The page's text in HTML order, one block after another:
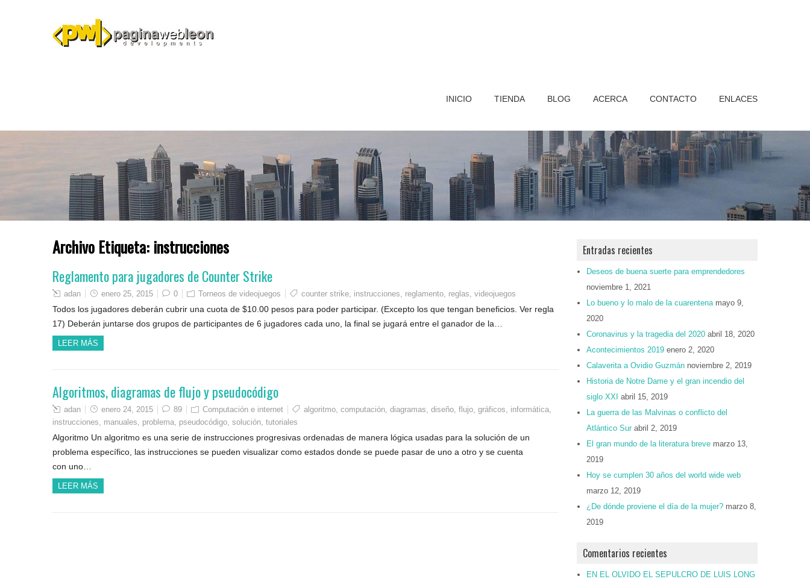
INICIO TIENDA BLOG ACERCA CONTACTO ENLACES
Archivo Etiqueta: instrucciones
Reglamento para jugadores de Counter Strike
adan enero 25, 2015 0 Torneos de videojuegos counter strike, instrucciones, reglamento, reglas, videojuegos
Todos los jugadores deberán cubrir una cuota de $10.00 pesos para poder participar. (Excepto los que tengan beneficios. Ver regla
17) Deberán juntarse dos grupos de participantes de 6 jugadores cada uno, la final se jugará entre el ganador de la…
LEER MÁS
Algoritmos, diagramas de flujo y pseudocódigo
adan enero 24, 2015 89 Computación e internet algoritmo, computación, diagramas, diseño, flujo, gráficos, informática,
instrucciones, manuales, problema, pseudocódigo, solución, tutoriales
Algoritmo Un algoritmo es una serie de instrucciones progresivas ordenadas de manera lógica usadas para la solución de un
problema específico, las instrucciones se pueden visualizar como estados donde se puede pasar de uno a otro y se cuenta
con uno…
LEER MÁS
Entradas recientes
Deseos de buena suerte para emprendedores
noviembre 1, 2021
Lo bueno y lo malo de la cuarentena mayo 9,
2020
Coronavirus y la tragedia del 2020 abril 18, 2020
Acontecimientos 2019 enero 2, 2020
Calaverita a Ovidio Guzmán noviembre 2, 2019
Historia de Notre Dame y el gran incendio del
siglo XXI abril 15, 2019
La guerra de las Malvinas o conflicto del
Atlántico Sur abril 2, 2019
El gran mundo de la literatura breve marzo 13,
2019
Hoy se cumplen 30 años del world wide web
marzo 12, 2019
¿De dónde proviene el día de la mujer? marzo 8,
2019
Comentarios recientes
EN EL OLVIDO EL SEPULCRO DE LUIS LONG